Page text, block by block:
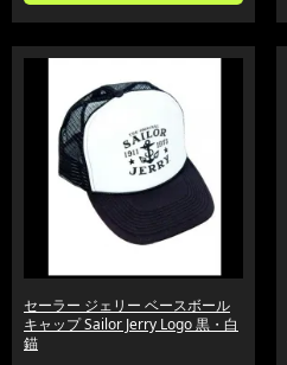
セーラー ジェリー ベースボール
キャップ Sailor Jerry Logo 黒・白
錨